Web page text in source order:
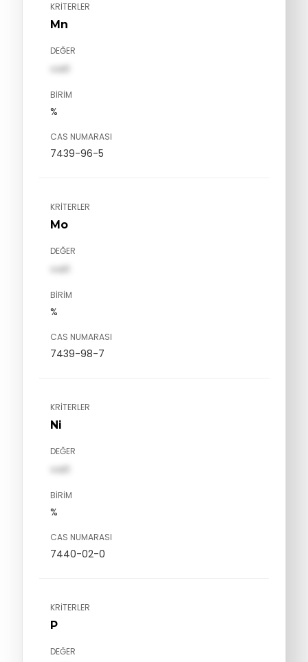
KRITERLER
Mn
DEĞER
val1
BIRIM
%
CAS NUMARASI
7439-96-5
KRITERLER
Mo
DEĞER
val1
BIRIM
%
CAS NUMARASI
7439-98-7
KRITERLER
Ni
DEĞER
val1
BIRIM
%
CAS NUMARASI
7440-02-0
KRITERLER
P
DEĞER